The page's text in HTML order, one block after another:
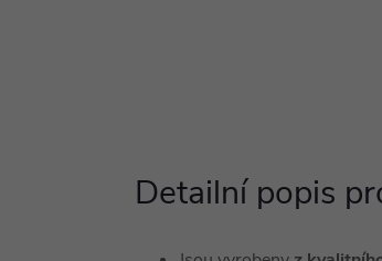
Detailní popis